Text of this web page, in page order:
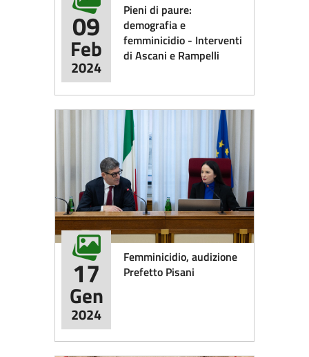
Pieni di paure:
demografia e
femminicidio - Interventi
di Ascani e Rampelli
09
Feb
2024
Femminicidio, audizione
Prefetto Pisani
17
Gen
2024